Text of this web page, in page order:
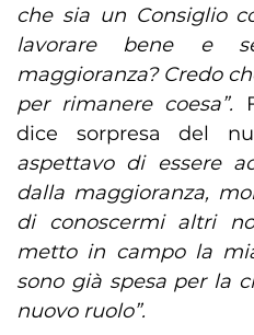
che sia un Consiglio
lavorare bene e
maggioranza? Credo
per rimanere coesa”.
dice sorpresa del
aspettavo di essere
dalla maggioranza,
di conoscermi altri
metto in campo la
sono già spesa per la
nuovo ruolo”.